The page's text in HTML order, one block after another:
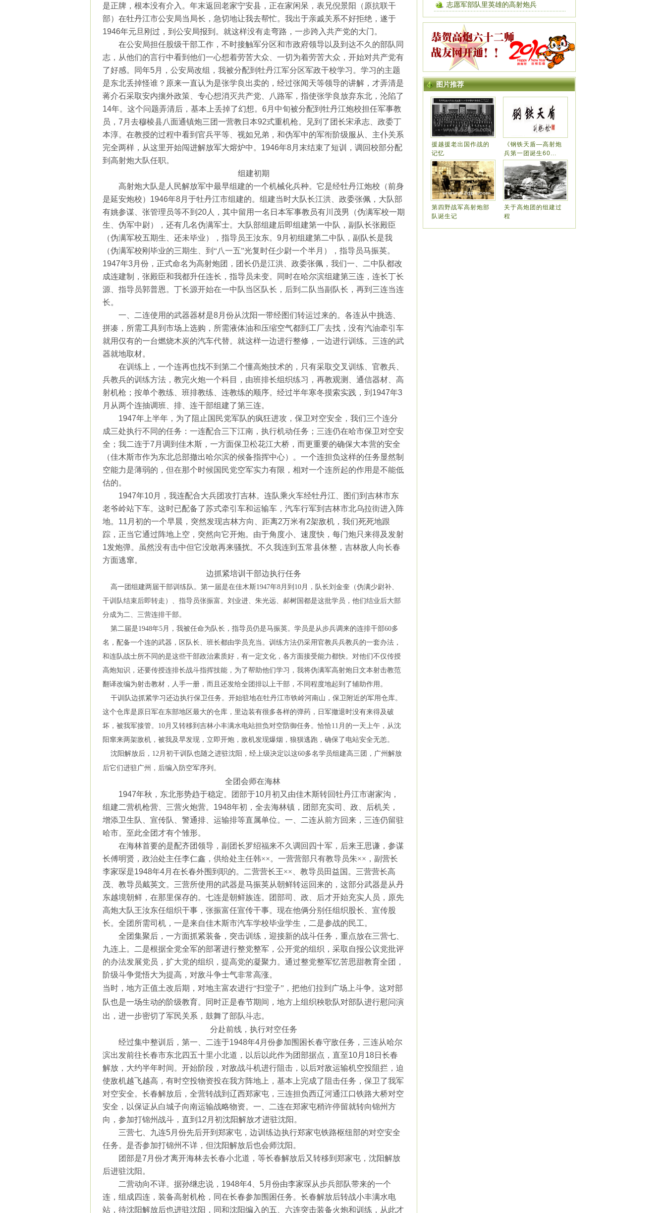
是正牌，根本没有介入。年末返回老家宁安县，正在家闲呆，表兄倪景阳（原抗联干
部）在牡丹江市公安局当局长，急切地让我去帮忙。我出于亲戚关系不好拒绝，遂于
1946年元旦刚过，到公安局报到。就这样没有走弯路，一步跨入共产党的大门。
在公安局担任股级干部工作，不时接触军分区和市政府领导以及到达不久的部队同
志，从他们的言行中看到他们一心想着劳苦大众、一切为着劳苦大众，开始对共产党有
了好感。同年5月，公安局改组，我被分配到牡丹江军分区军政干校学习。学习的主题
是东北丢掉怪谁？原来一直认为是张学良出卖的，经过张闻天等领导的讲解，才弄清是
蒋介石采取安内攘外政策、专心想消灭共产党、八路军，指使张学良放弃东北，沦陷了
14年。这个问题弄清后，基本上丢掉了幻想。 6月中旬被分配到牡丹江炮校担任军事教
员， 7 月去穆棱县八面通镇炮三团一营教日本92式重机枪。见到了团长宋承志、政委丁
本淳。在教授的过程中看到官兵平等、视如兄弟，和伪军中的军衔阶级服从、主仆关系
完全两样，从这里开始闯进解放军大熔炉中。 1946年8月末结束了短训，调回校部分配
到高射炮大队任职。
组建初期
高射炮大队是人民解放军中最早组建的一个机械化兵种。它是经牡丹江炮校（前身
是延安炮校） 1946年8月于牡丹江市组建的。组建当时大队长江洪、政委张佩，大队部
有姚参谋、张管理员等不到 20 人，其中留用一名日本军事教员有川茂男（伪满军校一期
生、伪军中尉），还有几名伪满军士。大队部组建后即组建第一中队，副队长张殿臣
（伪满军校五期生、还未毕业），指导员王汝东。 9 月初组建第二中队，副队长是我
（伪满军校刚毕业的三期生、到“八一五”光复时任少尉一个半月），指导员马振英。
1947年3月份，正式命名为高射炮团，团长仍是江洪、政委张佩，我们一、二中队都改
成连建制，张殿臣和我都升任连长，指导员未变。同时在哈尔滨组建第三连，连长丁长
源、指导员郭普恩。丁长源开始在一中队当区队长，后到二队当副队长，再到三连当连
长。
一、二连使用的武器器材是8月份从沈阳一带经图们转运过来的。各连从中挑选、
拼凑，所需工具到市场上选购，所需液体油和压缩空气都到工厂去找，没有汽油牵引车
就用仅有的一台燃烧木炭的汽车代替。就这样一边进行整修，一边进行训练。三连的武
器就地取材。
在训练上，一个连再也找不到第二个懂高炮技术的，只有采取交叉训练、官教兵、
兵教兵的训练方法，教完火炮一个科目，由班排长组织练习，再教观测、通信器材、高
射机枪；按单个教练、班排教练、连教练的顺序。经过半年寒冬摸索实践，到 1947年3
月从两个连抽调班、排、连干部组建了第三连。
1947年上半年，为了阻止国民党军队的疯狂进攻，保卫对空安全，我们三个连分
成三处执行不同的任务：一连配合三下江南，执行机动任务；三连仍在哈市保卫对空安
全；我二连于7 月调到佳木斯，一方面保卫松花江大桥，而更重要的确保大本营的安全
（佳木斯市作为东北总部撤出哈尔滨的候备指挥中心）。一个连担负这样的任务显然制
空能力是薄弱的，但在那个时候国民党空军实力有限，相对一个连所起的作用是不能低
估的。
1947年10月，我连配合大兵团攻打吉林。连队乘火车经牡丹江、图们到吉林市东
老爷岭站下车。这时已配备了苏式牵引车和运输车，汽车行军到吉林市北乌拉街进入阵
地。 11 月初的一个早晨，突然发现吉林方向、距离2万米有2架敌机，我们死死地跟
踪，正当它通过阵地上空，突然向它开炮。由于角度小、速度快，每门炮只来得及发射
1发炮弹。虽然没有击中但它没敢再来骚扰。不久我连到五常县休整，吉林敌人向长春
方面逃窜。
边抓紧培训干部边执行任务
高一团组建两届干部训练队。第一届是在佳木斯1947年8月到10月，队长刘金奎（伪满少尉补、
干训队结束后即转走）、指导员张振富。刘业进、朱光远、郝树国都是这批学员，他们结业后大部
分成为二、三营连排干部。
第二届是1948年5月，我被任命为队长，指导员仍是马振英。学员是从步兵调来的连排干部60多
名，配备一个连的武器，区队长、班长都由学员充当。训练方法仍采用官教兵兵教兵的一套办法，
和连队战士所不同的是这些干部政治素质好，有一定文化，各方面接受能力都快。对他们不仅传授
高炮知识，还要传授连排长战斗指挥技能，为了帮助他们学习，我将伪满军高射炮日文本射击教范
翻译改编为射击教材，人手一册，而且还发给全团排以上干部，不同程度地起到了辅助作用。
干训队边抓紧学习还边执行保卫任务。开始驻地在牡丹江市铁岭河南山，保卫附近的军用仓库。
这个仓库是原日军在东部地区最大的仓库，里边装有很多各样的弹药，日军撤退时没有来得及破
坏，被我军接管。10月又转移到吉林小丰满水电站担负对空防御任务。恰恰11月的一天上午，从沈
阳窜来两架敌机，被我及早发现，立即开炮，敌机发现爆烟，狼狈逃跑，确保了电站安全无恙。
沈阳解放后，12月初干训队也随之进驻沈阳，经上级决定以这60多名学员组建高三团，广州解放
后它们进驻广州，后编入防空军序列。
全团会师在海林
1947年秋，东北形势趋于稳定。团部于10月初又由佳木斯转回牡丹江市谢家沟，
组建二营机枪营、三营火炮营。 1948年初，全去海林镇，团部充实司、政、后机关，
增添卫生队、宣传队、警通排、运输排等直属单位。一、二连从前方回来，三连仍留驻
哈市。至此全团才有个雏形。
在海林首要的是配齐团领导，副团长罗绍福来不久调回四十军，后来王思谦，参谋
长傅明贤，政治处主任李仁鑫，供给处主任韩××。一营营部只有教导员朱××，副营长
李家琛是1948年4月在长春外围到职的。二营营长王××、教导员田益国。三营营长高
茂、教导员戴英文。三营所使用的武器是马振英从朝鲜转运回来的，这部分武器是从丹
东越境朝鲜，在那里保存的。七连是朝鲜族连。团部司、政、后才开始充实人员，原先
高炮大队王汝东任组织干事，张振富任宣传干事。现在他俩分别任组织股长、宣传股
长。全团所需司机，一是来自佳木斯市汽车学校毕业学生，二是参战的民工。
全团集聚后，一方面抓紧装备，突击训练，迎接新的战斗任务，重点放在三营七、
九连上。二是根据全党全军的部署进行整党整军，公开党的组织，采取自报公议党批评
的办法发展党员，扩大党的组织，提高党的凝聚力。通过整党整军忆苦思甜教育全团，
阶级斗争觉悟大为提高，对敌斗争士气非常高涨。
当时，地方正值土改后期，对地主富农进行“扫堂子”，把他们拉到广场上斗争。这对部
队也是一场生动的阶级教育。同时正是春节期间，地方上组织秧歌队对部队进行慰问演
出，进一步密切了军民关系，鼓舞了部队斗志。
分赴前线，执行对空任务
经过集中整训后，第一、二连于1948年4月份参加围困长春守敌任务，三连从哈尔
滨出发前往长春市东北四五十里小北道，以后以此作为团部据点，直至10月 18日长春
解放，大约半年时间。开始阶段，对敌战斗机进行阻击，以后对敌运输机空投阻拦，迫
使敌机越飞越高，有时空投物资投在我方阵地上，基本上完成了阻击任务，保卫了我军
对空安全。长春解放后，全营转战到辽西郑家屯，三连担负西辽河通江口铁路大桥对空
安全，以保证从白城子向南运输战略物资。一、二连在郑家屯稍许停留就转向锦州方
向，参加打锦州战斗，直到 12 月初沈阳解放才进驻沈阳。
三营七、九连5月份先后开到郑家屯，边训练边执行郑家屯铁路枢纽部的对空安全
任务。是否参加打锦州不详，但沈阳解放后也会师沈阳。
团部是7 月份才离开海林去长春小北道，等长春解放后又转移到郑家屯，沈阳解放
后进驻沈阳。
二营动向不详。据孙继忠说， 1948年4 5月份由李家琛从步兵部队带来的一个
连，组成四连，装备高射机枪，同在长春参加围困任务。长春解放后转战小丰满水电
站，待沈阳解放后也进驻沈阳，同和沈阳编入的五、六连突击装备火炮和训练，从此才
志愿军部队里英雄的高射炮兵
图片推荐
援越援老出国作战的
记忆
《钢铁天盾—高射炮
兵第一团诞生60...
第四野战军高射炮部
队诞生记
关于高炮团的组建过
程